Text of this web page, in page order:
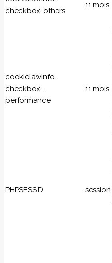
checkbox-others
11 mois
cookielawinfo-
checkbox-
performance
11 mois
PHPSESSID session